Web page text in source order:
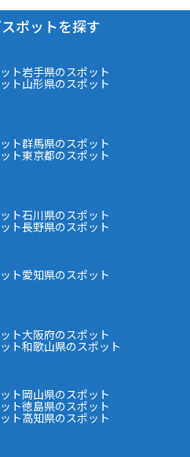
ポットを探す
ト岩手県のスポット
ト山形県のスポット
ト群馬県のスポット
ト東京都のスポット
ト石川県のスポット
ト長野県のスポット
ト愛知県のスポット
ト大阪府のスポット
ト和歌山県のスポット
ト岡山県のスポット
ト徳島県のスポット
ト高知県のスポット